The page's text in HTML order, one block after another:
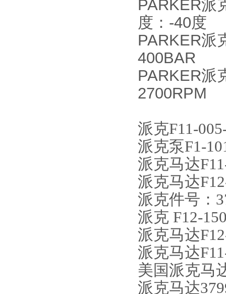
PARKER派
度：-40度
PARKER派
400BAR
PARKER派
2700RPM
派克F11-
派克泵F1-
派克马达
派克马达
派克件号：
派克 F12-
派克马达
派克马达
美国派克马
派克马达